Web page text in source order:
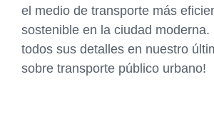
el medio de transporte más
sostenible en la ciudad moderna.
todos sus detalles en nuestro
sobre transporte público urbano!